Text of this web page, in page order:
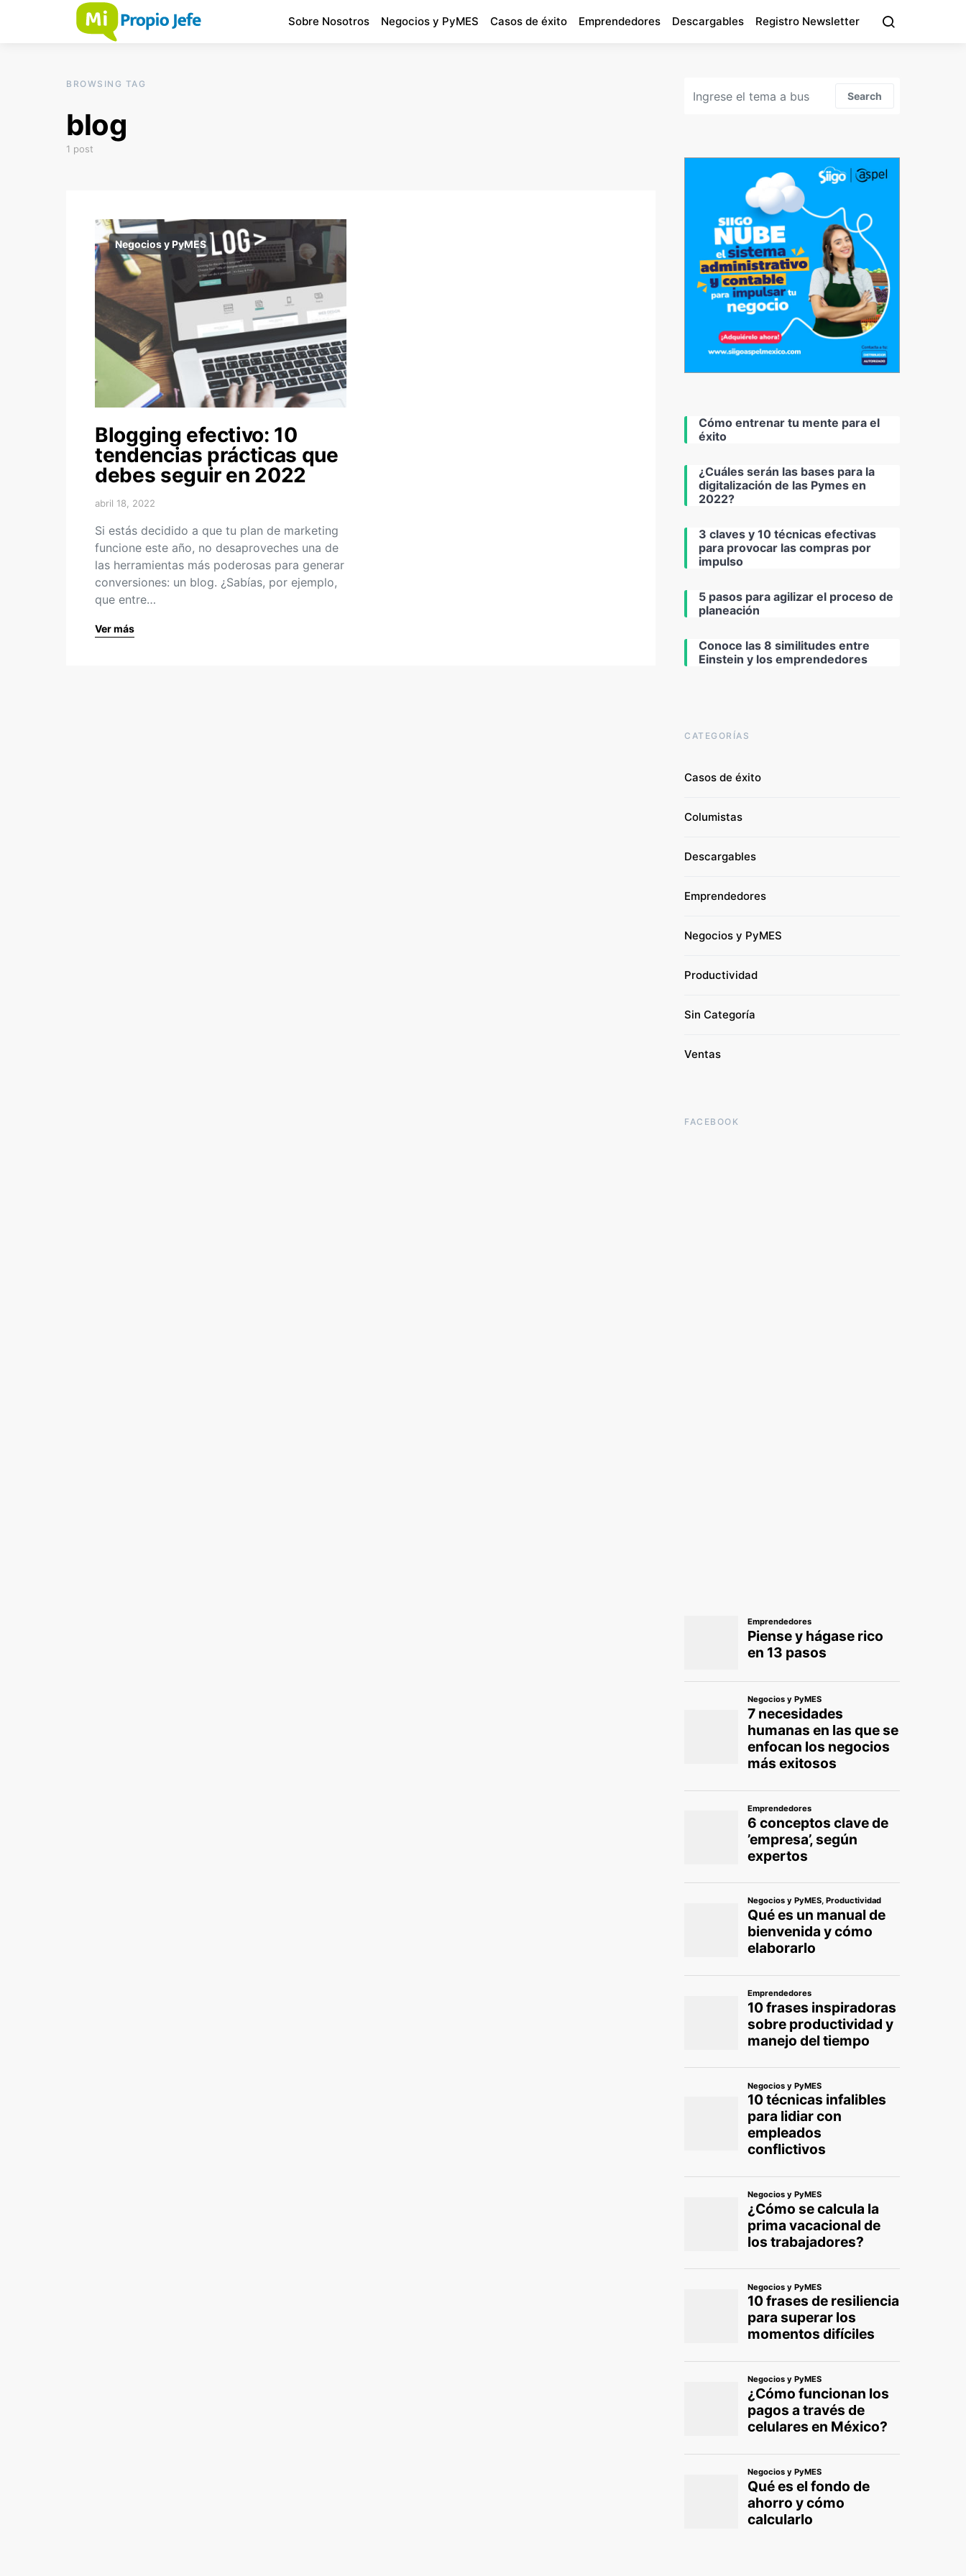
Sobre Nosotros Negocios y PyMES Casos de éxito Emprendedores Descargables Registro Newsletter
BROWSING TAG
blog
1 post
Negocios y PyMES
Blogging efectivo: 10
tendencias prácticas que
debes seguir en 2022
abril 18, 2022
Si estás decidido a que tu plan de marketing
funcione este año, no desaproveches una de
las herramientas más poderosas para generar
conversiones: un blog. ¿Sabías, por ejemplo,
que entre…
Ver más
Search
Cómo entrenar tu mente para el
éxito
¿Cuáles serán las bases para la
digitalización de las Pymes en
2022?
3 claves y 10 técnicas efectivas
para provocar las compras por
impulso
5 pasos para agilizar el proceso de
planeación
Conoce las 8 similitudes entre
Einstein y los emprendedores
CATEGORÍAS
Casos de éxito
Columistas
Descargables
Emprendedores
Negocios y PyMES
Productividad
Sin Categoría
Ventas
FACEBOOK